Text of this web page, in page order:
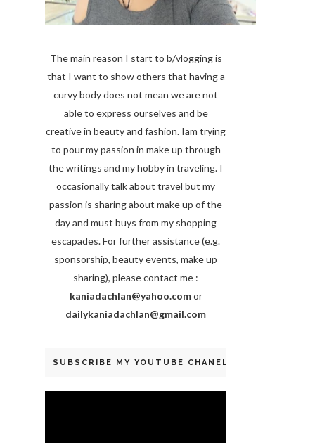
The main reason I start to b/vlogging is
that I want to show others that having a
curvy body does not mean we are not
able to express ourselves and be
creative in beauty and fashion. Iam trying
to pour my passion in make up through
the writings and my hobby in traveling. I
occasionally talk about travel but my
passion is sharing about make up of the
day and must buys from my shopping
escapades. For further assistance (e.g.
sponsorship, beauty events, make up
sharing), please contact me :
kaniadachlan@yahoo.comor
dailykaniadachlan@gmail.com
SUBSCRIBE MY YOUTUBE CHANEL